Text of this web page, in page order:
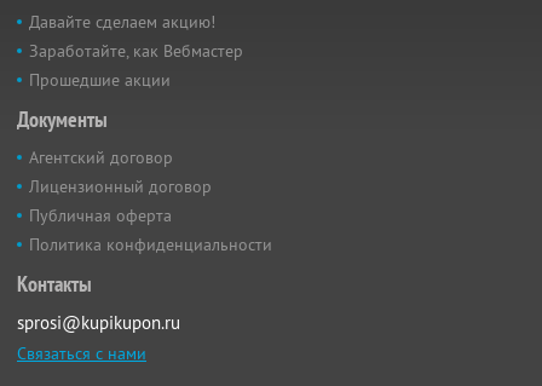
Давайте сделаем акцию!
Заработайте, как Вебмастер
Прошедшие акции
Документы
Агентский договор
Лицензионный договор
Публичная оферта
Политика конфиденциальности
Контакты
sprosi@kupikupon.ru
Связаться с нами